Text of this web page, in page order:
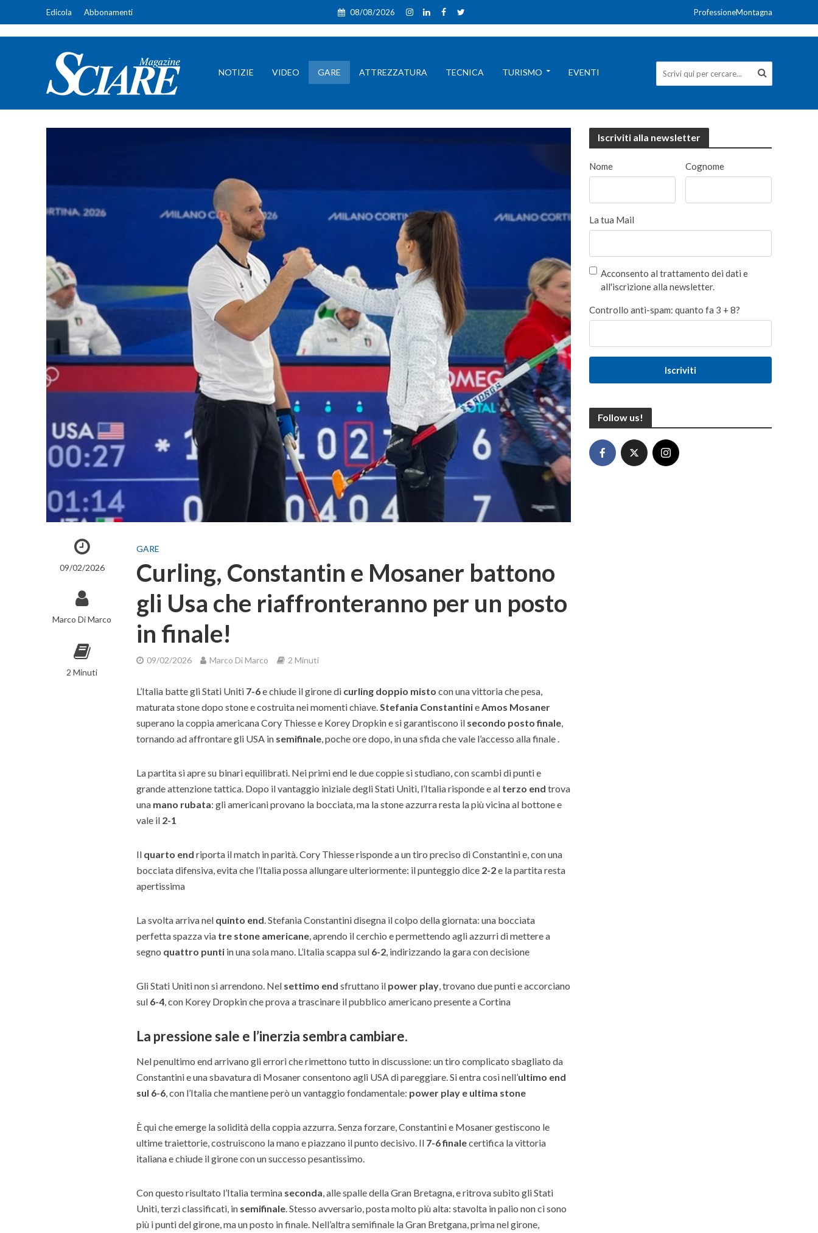
Edicola Abbonamenti ProfessioneMontagna
08/08/2026
NOTIZIE VIDEO GARE ATTREZZATURA TECNICA TURISMO EVENTI
09/02/2026
Marco Di Marco
2 Minuti
GARE
Curling, Constantin e Mosaner battono
gli Usa che riaffronteranno per un posto
in finale!
09/02/2026 Marco Di Marco 2 Minuti
L’Italia batte gli Stati Uniti 7-6e chiude il girone di curling doppio misto con una vittoria che pesa,
maturata stone dopo stone e costruita nei momenti chiave. Stefania Constantinie Amos Mosaner
superano la coppia americana Cory Thiesse e Korey Dropkin e si garantiscono il secondo posto finale
tornando ad affrontare gli USA in semifinale , poche ore dopo, in una sfida che vale l’accesso alla finale
La partita si apre su binari equilibrati. Nei primi end le due coppie si studiano, con scambi di punti e
grande attenzione tattica. Dopo il vantaggio iniziale degli Stati Uniti, l’Italia risponde e al terzo end trova
una mano rubata: gli americani provano la bocciata, ma la stone azzurra resta la più vicina al bottone e
vale il 2-1
Il quarto end riporta il match in parità. Cory Thiesse risponde a un tiro preciso di Constantini e, con una
bocciata difensiva, evita che l’Italia possa allungare ulteriormente: il punteggio dice 2-2e la partita resta
apertissima
La svolta arriva nel quinto end . Stefania Constantini disegna il colpo della giornata: una bocciata
perfetta spazza via tre stone americane , aprendo il cerchio e permettendo agli azzurri di mettere a
segno quattro punti in una sola mano. L’Italia scappa sul 6-2 , indirizzando la gara con decisione
Gli Stati Uniti non si arrendono. Nel settimo end sfruttano il power play , trovano due punti e accorciano
sul 6-4 , con Korey Dropkin che prova a trascinare il pubblico americano presente a Cortina
La pressione sale e l’inerzia sembra cambiare.
Nel penultimo end arrivano gli errori che rimettono tutto in discussione: un tiro complicato sbagliato da
Constantini e una sbavatura di Mosaner consentono agli USA di pareggiare. Si entra così nell’ultimo end
sul 6-6 , con l’Italia che mantiene però un vantaggio fondamentale: power play e ultima stone
È qui che emerge la solidità della coppia azzurra. Senza forzare, Constantini e Mosaner gestiscono le
ultime traiettorie, costruiscono la mano e piazzano il punto decisivo. Il 7-6 finalecertifica la vittoria
italiana e chiude il girone con un successo pesantissimo.
Con questo risultato l’Italia termina seconda , alle spalle della Gran Bretagna, e ritrova subito gli Stati
Uniti, terzi classificati, in semifinale . Stesso avversario, posta molto più alta: stavolta in palio non ci sono
più i punti del girone, ma un posto in finale. Nell’altra semifinale la Gran Bretgana, prima nel girone,
Iscriviti alla newsletter
Nome Cognome
La tua Mail
Acconsento al trattamento dei dati e
all'iscrizione alla newsletter.
Controllo anti-spam: quanto fa 3 + 8?
Iscriviti
Follow us!